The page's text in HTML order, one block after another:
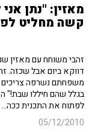
מאזין: "נתן
קשה מחליט
זהבי משוחח עם מאזין
דווקא ביום אבל שכזה.
משפחתם נשרפה
בגלל שהם חיללו שבת!"
לפתוח את התכנית ככה...
05/12/2010